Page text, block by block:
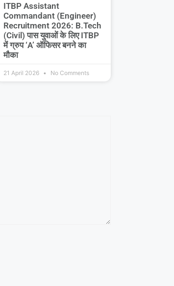
ITBP Assistant
Commandant (Engineer)
Recruitment 2026: B.Tech
(Civil) पास युवाओं के लिए ITBP
में ग्रुप ‘A’ ऑफिसर बनने का
मौका
21 April 2026 No Comments